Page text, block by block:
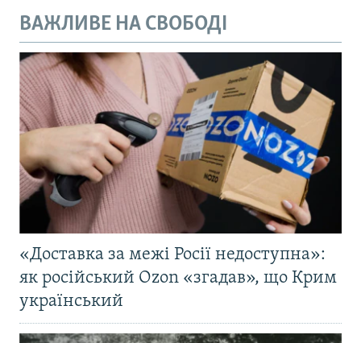
ВАЖЛИВЕ НА СВОБОДІ
«Доставка за межі Росії недоступна»:
як російський Ozon «згадав», що Крим
український